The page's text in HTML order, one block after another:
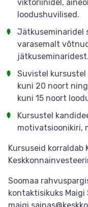
viktoriinidel,
loodushuvilised.
Jätkuseminaridel
varasemalt
jätkuseminaridest.
Suvistel kursustel
kuni 20 noort
kuni 15 noort
Kursustel
motivatsioonikiri,
Kursuseid korraldab
Soomaa
kontaktisikuks Maigi